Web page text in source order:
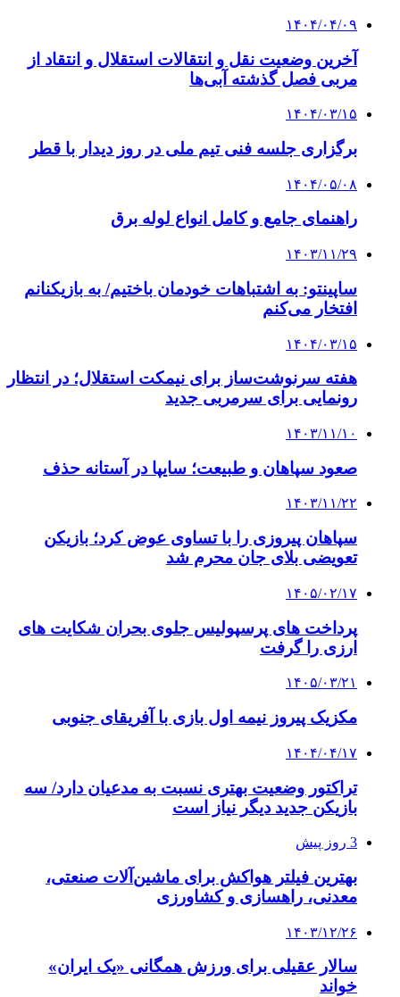
۱۴۰۴/۰۴/۰۹
آخرین وضعیت نقل و انتقالات استقلال و انتقاد از
مربی فصل گذشته آبی‌ها
۱۴۰۴/۰۳/۱۵
برگزاری جلسه فنی تیم ملی در روز دیدار با قطر
۱۴۰۴/۰۵/۰۸
راهنمای جامع و کامل انواع لوله برق
۱۴۰۳/۱۱/۲۹
ساپینتو: به اشتباهات خودمان باختیم/ به بازیکنانم
افتخار می‌کنم
۱۴۰۴/۰۳/۱۵
هفته سرنوشت‌ساز برای نیمکت استقلال؛ در انتظار
رونمایی برای سرمربی جدید
۱۴۰۳/۱۱/۱۰
صعود سپاهان و طبیعت؛ سایپا در آستانه حذف
۱۴۰۳/۱۱/۲۲
سپاهان پیروزی را با تساوی عوض کرد؛ بازیکن
تعویضی بلای جان محرم شد
۱۴۰۵/۰۲/۱۷
پرداخت های پرسپولیس جلوی بحران شکایت های
ارزی را گرفت
۱۴۰۵/۰۳/۲۱
مکزیک پیروز نیمه اول بازی با آفریقای جنوبی
۱۴۰۴/۰۴/۱۷
تراکتور وضعیت بهتری نسبت به مدعیان دارد/ سه
بازیکن جدید دیگر نیاز است
3 روز پیش
بهترین فیلتر هواکش برای ماشین‌آلات صنعتی،
معدنی، راهسازی و کشاورزی
۱۴۰۳/۱۲/۲۶
سالار عقیلی برای ورزش همگانی «یک ایران»
خواند